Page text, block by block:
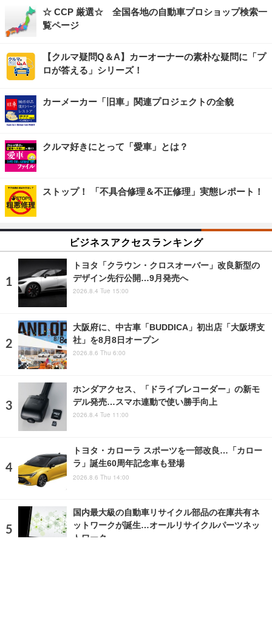
☆ CCP 厳選☆ 全国各地の自動車プロショップ検索一
覧ページ
【クルマ疑問Q＆A】カーオーナーの素朴な疑問に「プ
ロが答える」シリーズ！
カーメーカー「旧車」関連プロジェクトの全貌
クルマ好きにとって「愛車」とは？
ストップ！ 「不具合修理＆不正修理」実態レポート！
ビジネスアクセスランキング
トヨタ「クラウン・クロスオーバー」改良新型の
デザイン先行公開…9月発売へ
2026.8.4 Tue 15:00
大阪府に、中古車「BUDDICA」初出店「大阪堺支
社」を8月8日オープン
2026.8.6 Thu 6:00
ホンダアクセス、「ドライブレコーダー」の新モ
デル発売…スマホ連動で使い勝手向上
2026.8.4 Tue 11:00
トヨタ・カローラ スポーツを一部改良…「カロー
ラ」誕生60周年記念車も登場
2026.8.6 Thu 14:00
国内最大級の自動車リサイクル部品の在庫共有ネ
ットワークが誕生…オールリサイクルパーツネッ
トワーク